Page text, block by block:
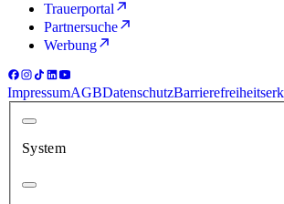
Trauerportal
Partnersuche
Werbung
ImpressumAGBDatenschutz
System